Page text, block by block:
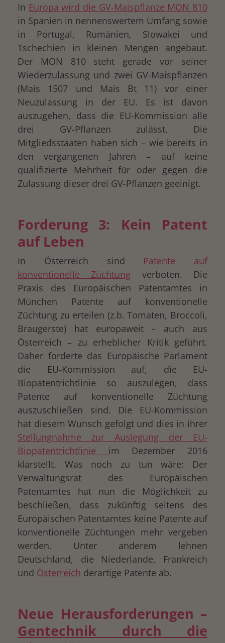
In Europa wird die GV-Maispflanze MON 810
in Spanien in nennenswertem Umfang sowie
in Portugal, Rumänien, Slowakei und
Tschechien in kleinen Mengen angebaut.
Der MON 810 steht gerade vor seiner
Wiederzulassung und zwei GV-Maispflanzen
(Mais 1507 und Mais Bt 11) vor einer
Neuzulassung in der EU. Es ist davon
auszugehen, dass die EU-Kommission alle
drei GV-Pflanzen zulässt. Die
Mitgliedsstaaten haben sich – wie bereits in
den vergangenen Jahren – auf keine
qualifizierte Mehrheit für oder gegen die
Zulassung dieser drei GV-Pflanzen geeinigt.
Forderung 3: Kein Patent
auf Leben
In Österreich sind Patente auf
konventionelle Züchtung verboten. Die
Praxis des Europäischen Patentamtes in
München Patente auf konventionelle
Züchtung zu erteilen (z.b. Tomaten, Broccoli,
Braugerste) hat europaweit – auch aus
Österreich – zu erheblicher Kritik geführt.
Daher forderte das Europäische Parlament
die EU-Kommission auf, die EU-
Biopatentrichtlinie so auszulegen, dass
Patente auf konventionelle Züchtung
auszuschließen sind. Die EU-Kommission
hat diesem Wunsch gefolgt und dies in ihrer
Stellungnahme zur Auslegung der EU-
Biopatentrichtlinie im Dezember 2016
klarstellt. Was noch zu tun wäre: Der
Verwaltungsrat des Europäischen
Patentamtes hat nun die Möglichkeit zu
beschließen, dass zukünftig seitens des
Europäischen Patentamtes keine Patente auf
konventionelle Züchtungen mehr vergeben
werden. Unter anderem lehnen
Deutschland, die Niederlande, Frankreich
und Österreich derartige Patente ab.
Neue Herausforderungen –
Gentechnik durch die